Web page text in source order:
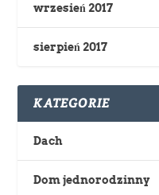
wrzesień 2017
sierpień 2017
KATEGORIE
Dach
Dom jednorodzinny